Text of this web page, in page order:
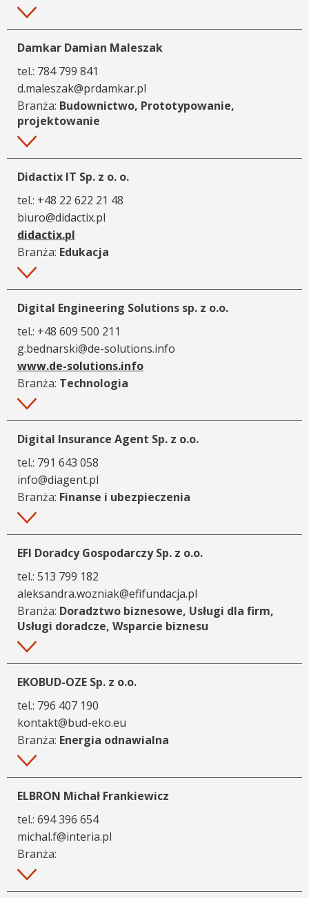
Więcej
Damkar Damian Maleszak
tel.: 784 799 841
d.maleszak@prdamkar.pl
Branża: Budownictwo, Prototypowanie,
projektowanie
Więcej
Didactix IT Sp. z o. o.
tel.: +48 22 622 21 48
biuro@didactix.pl
didactix.pl
Branża: Edukacja
Więcej
Digital Engineering Solutions sp. z o.o.
tel.: +48 609 500 211
g.bednarski@de-solutions.info
www.de-solutions.info
Branża: Technologia
Więcej
Digital Insurance Agent Sp. z o.o.
tel.: 791 643 058
info@diagent.pl
Branża: Finanse i ubezpieczenia
Więcej
EFI Doradcy Gospodarczy Sp. z o.o.
tel.: 513 799 182
aleksandra.wozniak@efifundacja.pl
Branża: Doradztwo biznesowe, Usługi dla firm,
Usługi doradcze, Wsparcie biznesu
Więcej
EKOBUD-OZE Sp. z o.o.
tel.: 796 407 190
kontakt@bud-eko.eu
Branża: Energia odnawialna
Więcej
ELBRON Michał Frankiewicz
tel.: 694 396 654
michal.f@interia.pl
Branża:
Więcej